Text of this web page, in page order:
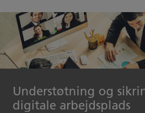
Understøtning og
digitale arbejdsplads